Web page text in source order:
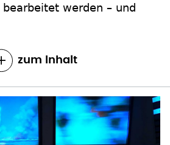
werden – und
zum Inhalt